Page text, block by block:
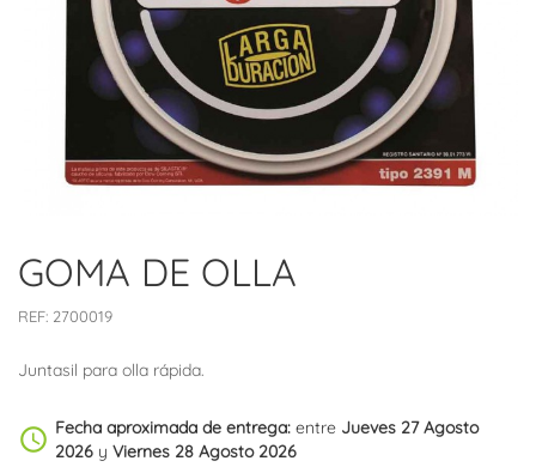
GOMA DE OLLA
REF: 2700019
Juntasil para olla rápida.
schedule Fecha aproximada de entrega: entre Jueves 27 Agosto
2026 y Viernes 28 Agosto 2026